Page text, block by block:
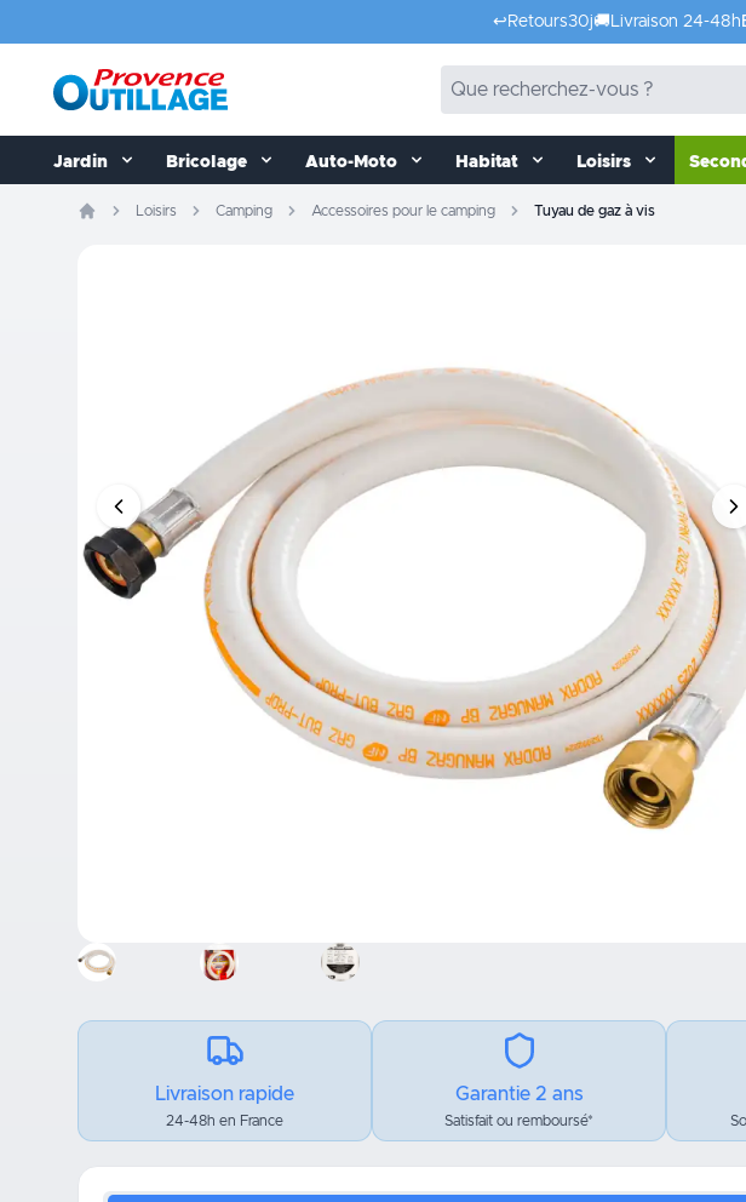
↩️ Retours30j🚚 Livraison 24-48h
Jardin Bricolage Auto-Moto Habitat Loisirs
Loisirs Camping Accessoires pour le camping Tuyau de gaz à vis
Livraison rapide
24-48h en France
Garantie 2 ans
Satisfait ou remboursé*